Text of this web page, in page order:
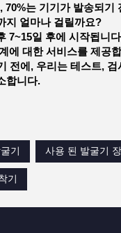
70%는 기기가 발송되기
지 얼마나 걸릴까요?
7~15일 후에 시작됩니
에 대한 서비스를 제공
전에, 우리는 테스트, 검
합니다.
기
사용 된 발굴기
기